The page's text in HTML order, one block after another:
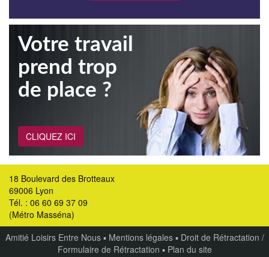
Votre travail
prend trop
de place ?
CLIQUEZ ICI
18 Boulevard des Brotteaux
69006 Lyon
Tél. : 06 60 69 37 09
(Métro Masséna)
Amitié Loisirs Entre Nous▪ Mentions légales▪ Droit de Rétractation /
Formulaire de Rétractation ▪ Plan du site